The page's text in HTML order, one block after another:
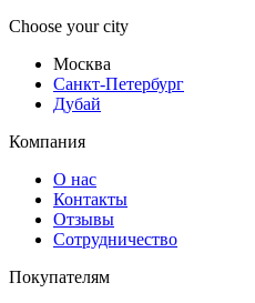
Choose your city
Москва
Санкт-Петербург
Дубай
Компания
О нас
Контакты
Отзывы
Сотрудничество
Покупателям